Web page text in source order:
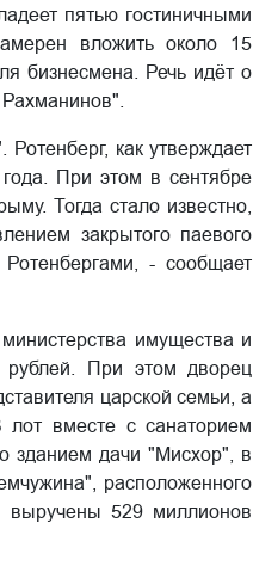
пятью гостиничными
вложить около 15
бизнесмена. Речь идёт о
как утверждает
При этом в сентябре
Тогда стало известно,
закрытого паевого
- сообщает
имущества и
При этом дворец
царской семьи, а
лот вместе с санаторием
зданием дачи "Мисхор", в
расположенного
выручены 529 миллионов